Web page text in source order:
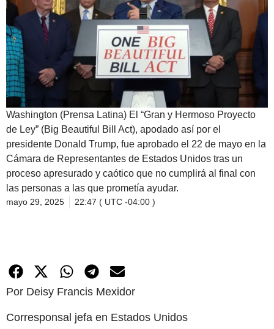
Washington (Prensa Latina) El “Gran y Hermoso Proyecto
de Ley” (Big Beautiful Bill Act), apodado así por el
presidente Donald Trump, fue aprobado el 22 de mayo en la
Cámara de Representantes de Estados Unidos tras un
proceso apresurado y caótico que no cumplirá al final con
las personas a las que prometía ayudar.
mayo 29, 2025 22:47 ( UTC -04:00 )
Por Deisy Francis Mexidor
Corresponsal jefa en Estados Unidos